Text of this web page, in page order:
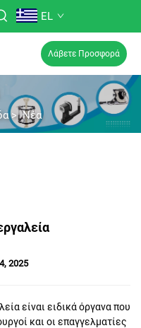
EL
Λάβετε Προσφορά
>Νέα
2025
είναι ειδικά όργανα που
και οι επαγγελματίες